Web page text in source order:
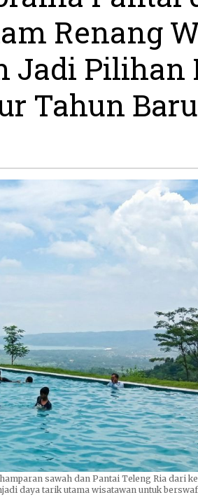
Kolam
Wono
Pacitan
Jadi
Pilihan
Piknik
Baru
Renang
Jadi
Tahun Baru
sawah dan Pantai Teleng Ria dari
daya tarik utama wisatawan untuk